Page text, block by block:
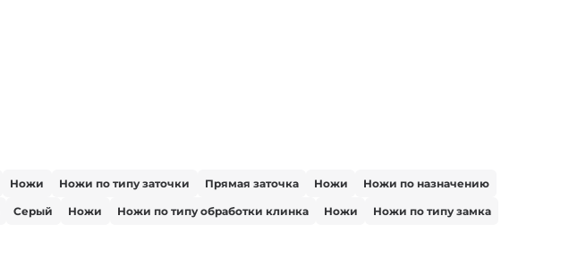
Ножи Ножи по типу заточки Прямая заточка Ножи Ножи по назначению
Серый Ножи Ножи по типу обработки клинка Ножи Ножи по типу замка